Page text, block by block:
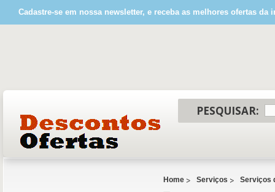
Cadastre-se em nossa newsletter, e receba as melhores ofertas da
PESQUISAR:
Home Serviços Serviços